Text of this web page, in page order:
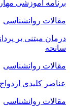
برنامه آموزشی
مقالات روانشناسی
درمان مبتنی بر
سانحه
مقالات روانشناسی
عناصر کلیدی
مقالات روانشناسی